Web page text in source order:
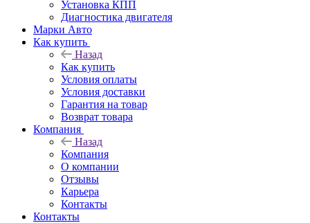
Установка КПП
Диагностика двигателя
Марки Авто
Как купить
Назад
Как купить
Условия оплаты
Условия доставки
Гарантия на товар
Возврат товара
Компания
Назад
Компания
О компании
Отзывы
Карьера
Контакты
Контакты